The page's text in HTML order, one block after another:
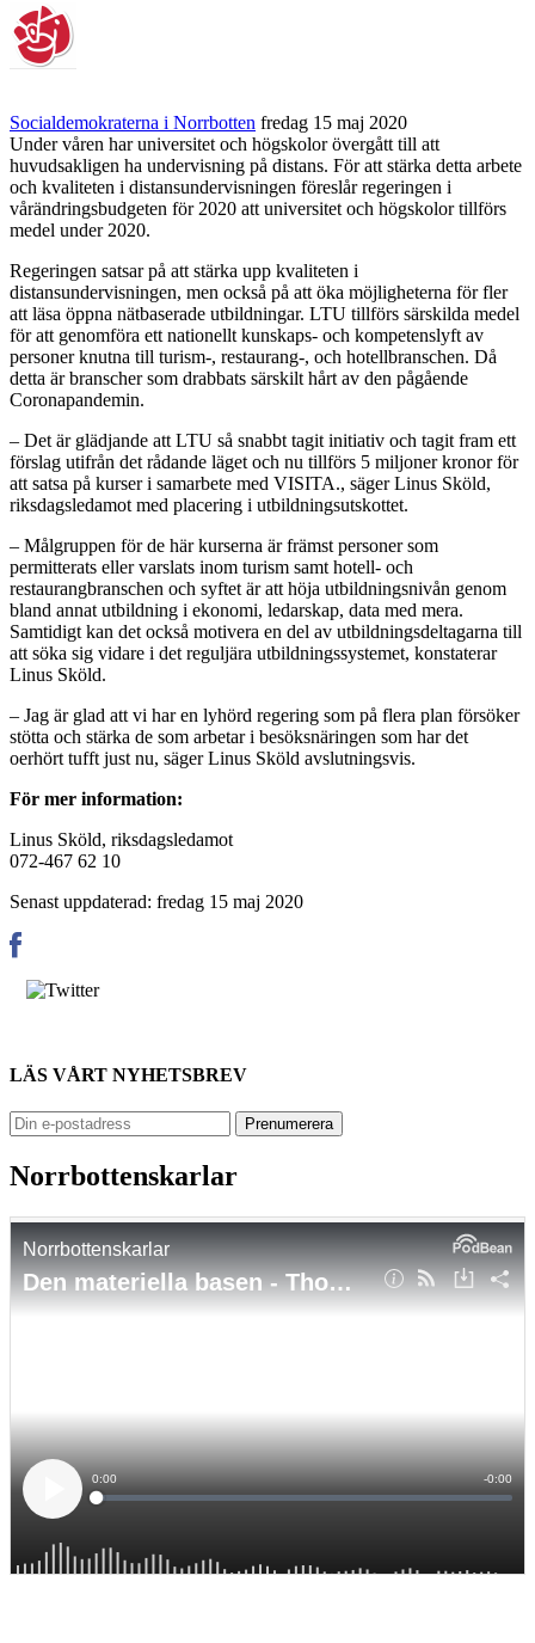
Socialdemokraterna i Norrbotten fredag 15 maj 2020
Under våren har universitet och högskolor övergått till att
huvudsakligen ha undervisning på distans. För att stärka detta arbete
och kvaliteten i distansundervisningen föreslår regeringen i
vårändringsbudgeten för 2020 att universitet och högskolor tillförs
medel under 2020.
Regeringen satsar på att stärka upp kvaliteten i
distansundervisningen, men också på att öka möjligheterna för fler
att läsa öppna nätbaserade utbildningar. LTU tillförs särskilda medel
för att genomföra ett nationellt kunskaps- och kompetenslyft av
personer knutna till turism-, restaurang-, och hotellbranschen. Då
detta är branscher som drabbats särskilt hårt av den pågående
Coronapandemin.
– Det är glädjande att LTU så snabbt tagit initiativ och tagit fram ett
förslag utifrån det rådande läget och nu tillförs 5 miljoner kronor för
att satsa på kurser i samarbete med VISITA., säger Linus Sköld,
riksdagsledamot med placering i utbildningsutskottet.
– Målgruppen för de här kurserna är främst personer som
permitterats eller varslats inom turism samt hotell- och
restaurangbranschen och syftet är att höja utbildningsnivån genom
bland annat utbildning i ekonomi, ledarskap, data med mera.
Samtidigt kan det också motivera en del av utbildningsdeltagarna till
att söka sig vidare i det reguljära utbildningssystemet, konstaterar
Linus Sköld.
– Jag är glad att vi har en lyhörd regering som på flera plan försöker
stötta och stärka de som arbetar i besöksnäringen som har det
oerhört tufft just nu, säger Linus Sköld avslutningsvis.
För mer information:
Linus Sköld, riksdagsledamot
072-467 62 10
Senast uppdaterad: fredag 15 maj 2020
LÄS VÅRT NYHETSBREV
Norrbottenskarlar